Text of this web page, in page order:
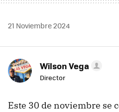
21 Noviembre 2024
Wilson Vega
Director
Este 30 de noviembre se